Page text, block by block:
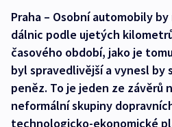
Praha – Osobní automobily
dálnic podle ujetých
časového období, jako je
byl spravedlivější a vynesl
peněz. To je jeden ze závěrů
neformální skupiny
technologicko-ekonomické